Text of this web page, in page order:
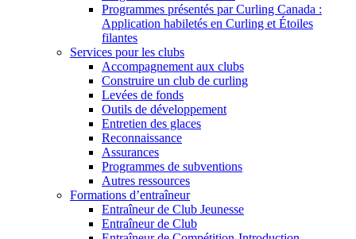
Programmes présentés par Curling Canada :
Application habiletés en Curling et Étoiles
filantes
Services pour les clubs
Accompagnement aux clubs
Construire un club de curling
Levées de fonds
Outils de développement
Entretien des glaces
Reconnaissance
Assurances
Programmes de subventions
Autres ressources
Formations d’entraîneur
Entraîneur de Club Jeunesse
Entraîneur de Club